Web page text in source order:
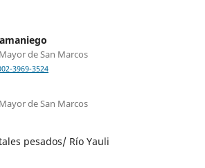
de San Marcos
3969-3524
de San Marcos
pesados/ Río Yauli